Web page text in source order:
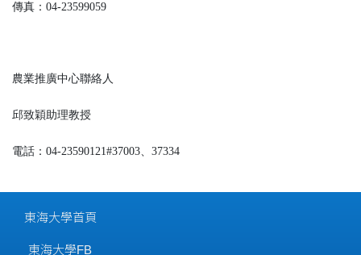
傳真：04-23599059
農業推廣中心聯絡人
邱致穎助理教授
電話：04-23590121#37003、37334
東海大學首頁
東海大學FB